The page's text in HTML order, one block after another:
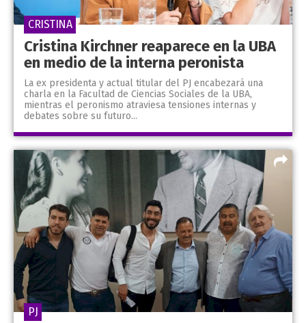
Cristina Kirchner reaparece en la UBA
en medio de la interna peronista
La ex presidenta y actual titular del PJ encabezará una
charla en la Facultad de Ciencias Sociales de la UBA,
mientras el peronismo atraviesa tensiones internas y
debates sobre su futuro...
CRISTINA
PJ